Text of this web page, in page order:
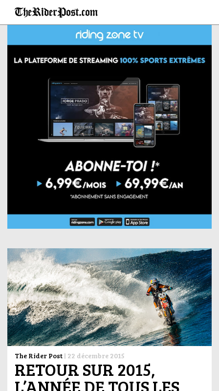
The Rider Post | 22 décembre 2015
RETOUR SUR 2015,
L’ANNÉE DE TOUS LES